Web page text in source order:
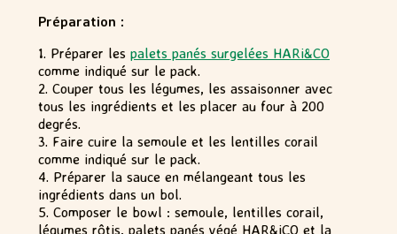
Préparation :
1. Préparer les palets panés surgelées HARi&CO
comme indiqué sur le pack.
2. Couper tous les légumes, les assaisonner avec
tous les ingrédients et les placer au four à 200
degrés.
3. Faire cuire la semoule et les lentilles corail
comme indiqué sur le pack.
4. Préparer la sauce en mélangeant tous les
ingrédients dans un bol.
5. Composer le bowl : semoule, lentilles corail,
légumes rôtis, palets panés végé HAR&iCO et la